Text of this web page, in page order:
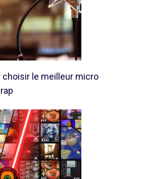
choisir le meilleur micro